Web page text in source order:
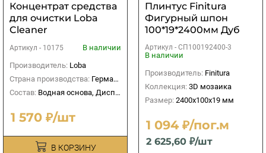
Концентрат средства
для очистки Loba
Cleaner
Артикул - 10175
В наличии
Производитель: Loba
Страна производства: Германия
Состав: Водная основа, Дисперсионный
1 570 ₽/шт
В КОРЗИНУ
Плинтус Finitura
Фигурный шпон
100*19*2400мм Дуб
без покрытия( под
тонировку)
Артикул - СП100192400-3
В наличии
Производитель: Finitura
Коллекция: 3D мозаика
Размер: 2400х100х19 мм
1 094 ₽/пог.м
2 625,60 ₽/шт